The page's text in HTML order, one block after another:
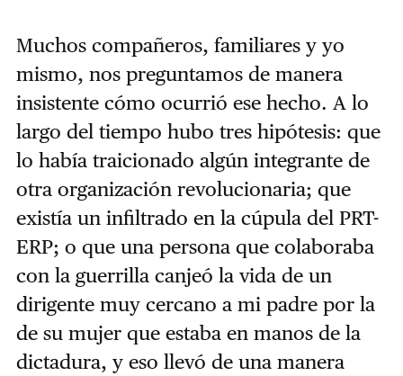
Muchos compañeros, familiares y yo
mismo, nos preguntamos de manera
insistente cómo ocurrió ese hecho. A lo
largo del tiempo hubo tres hipótesis: que
lo había traicionado algún integrante de
otra organización revolucionaria; que
existía un infiltrado en la cúpula del PRT-
ERP; o que una persona que colaboraba
con la guerrilla canjeó la vida de un
dirigente muy cercano a mi padre por la
de su mujer que estaba en manos de la
dictadura, y eso llevó de una manera